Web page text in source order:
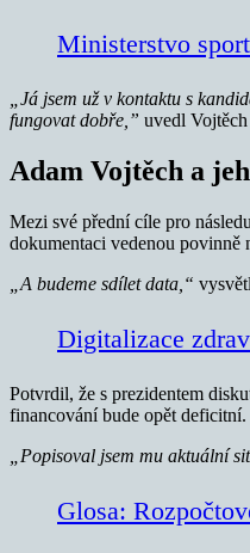
Ministerstvo
„Já jsem už v kontaktu s
fungovat dobře,” uvedl
Adam Vojtěch a
Mezi své přední cíle pro
dokumentaci vedenou povinně
„A budeme sdílet data,“
Digitalizace
Potvrdil, že s prezidentem
financování bude opět deficitní.
„Popisoval jsem mu aktuální
Glosa: